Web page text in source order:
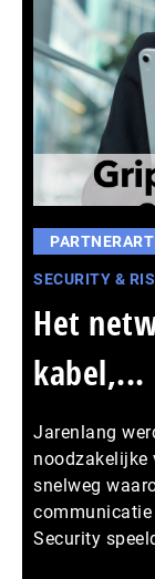
SECURITY &
Het
kabel,...
Jarenlang
noodzakelijke
snelweg
communicatie
Security